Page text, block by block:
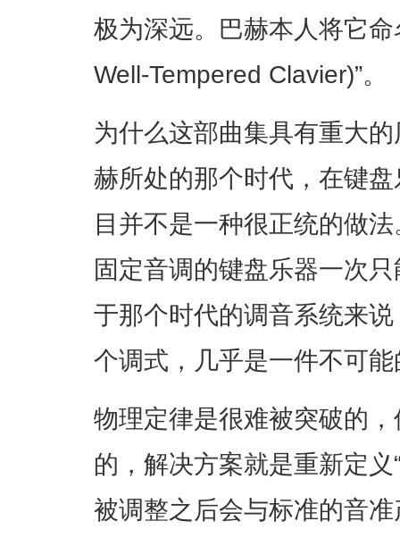
极为深远。巴赫本人将它
Well-Tempered Clavier)”。
为什么这部曲集具有重大
赫所处的那个时代，在键
目并不是一种很正统的做
固定音调的键盘乐器一次
于那个时代的调音系统来
个调式，几乎是一件不可
物理定律是很难被突破的
的，解决方案就是重新定
被调整之后会与标准的音